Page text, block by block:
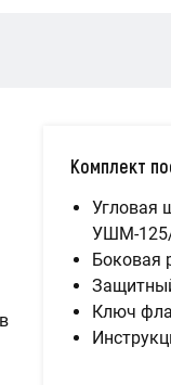
Комплект
Угловая
УШМ-
Боковая
Ключ